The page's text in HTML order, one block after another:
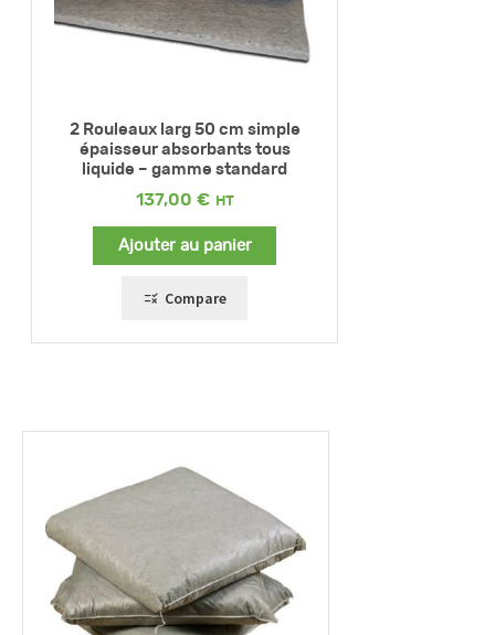
2 Rouleaux larg 50 cm simple
épaisseur absorbants tous
liquide – gamme standard
137,00 €
Ajouter au panier
Compare